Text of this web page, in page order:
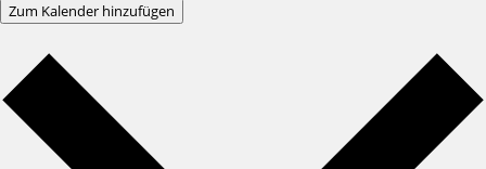
Zum Kalender hinzufügen